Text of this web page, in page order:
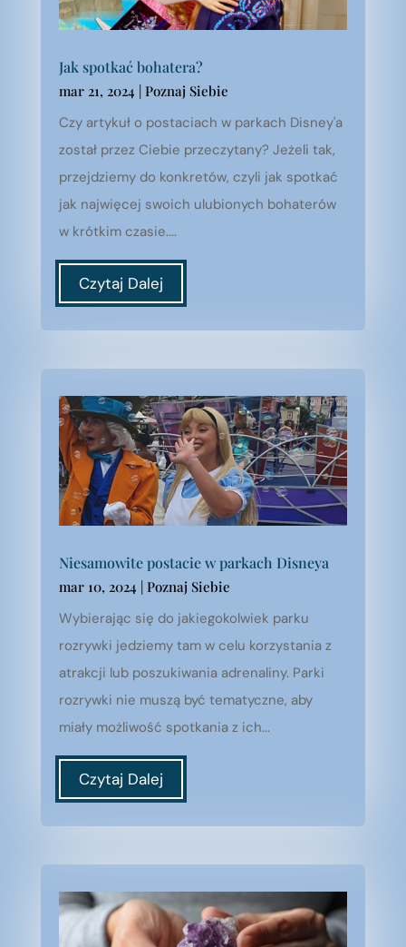
Jak spotkać bohatera?
mar 21, 2024 | Poznaj Siebie
Czy artykuł o postaciach w parkach Disney'a
został przez Ciebie przeczytany? Jeżeli tak,
przejdziemy do konkretów, czyli jak spotkać
jak najwięcej swoich ulubionych bohaterów
w krótkim czasie....
Czytaj Dalej
Niesamowite postacie w parkach Disneya
mar 10, 2024 | Poznaj Siebie
Wybierając się do jakiegokolwiek parku
rozrywki jedziemy tam w celu korzystania z
atrakcji lub poszukiwania adrenaliny. Parki
rozrywki nie muszą być tematyczne, aby
miały możliwość spotkania z ich...
Czytaj Dalej